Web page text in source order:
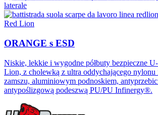
Red Lion
ORANGE s ESD
Niskie, lekkie i wygodne półbuty bezpieczne
Lion, z cholewką z ultra oddychającego
zamszu, aluminiowym podnoskiem,
antypoślizgową podeszwą PU/PU Infinergy®.